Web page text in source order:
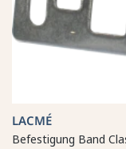
LACMÉ
Befestigung Band